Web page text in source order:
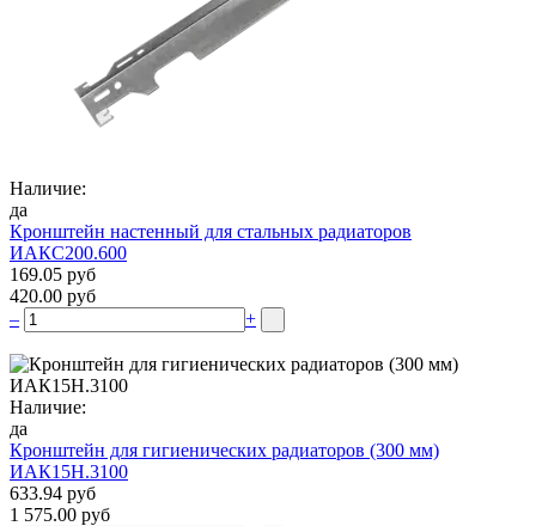
Наличие:
да
Кронштейн настенный для стальных радиаторов
ИАКС200.600
169.05 руб
420.00 руб
–
+
Наличие:
да
Кронштейн для гигиенических радиаторов (300 мм)
ИАК15Н.3100
633.94 руб
1 575.00 руб